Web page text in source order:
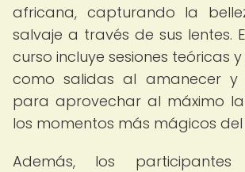
africana, capturando la
salvaje a través de sus lentes.
curso incluye sesiones teóricas
como salidas al amanecer
para aprovechar al máximo
los momentos más mágicos
Además, los